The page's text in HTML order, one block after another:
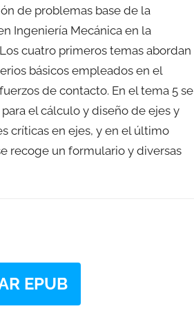
de problemas base de la
Ingeniería Mecánica en la
cuatro primeros temas abordan
básicos empleados en el
de contacto. En el tema 5 se
el cálculo y diseño de ejes y
críticas en ejes, y en el último
recoge un formulario y diversas
EPUB